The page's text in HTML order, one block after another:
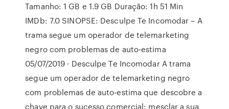
Tamanho: 1 GB e 1.9 GB Duração: 1h 51 Min
IMDb: 7.0 SINOPSE: Desculpe Te Incomodar – A
trama segue um operador de telemarketing
negro com problemas de auto-estima
05/07/2019 · Desculpe Te Incomodar A trama
segue um operador de telemarketing negro
com problemas de auto-estima que descobre a
chave para o sucesso comercial: mesclar a sua